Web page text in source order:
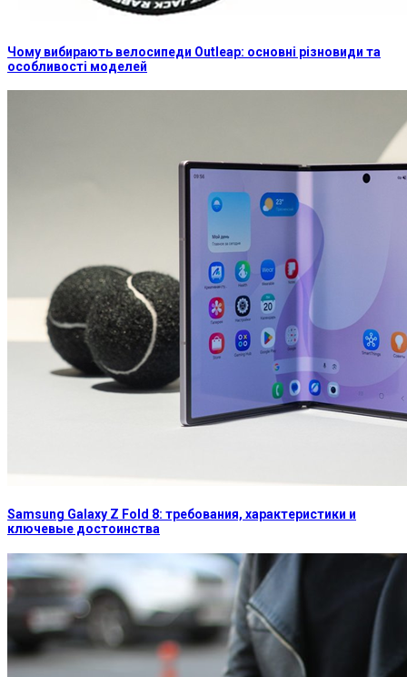
Чому вибирають велосипеди Outleap: основні різновиди та
особливості моделей
Samsung Galaxy Z Fold 8: требования, характеристики и
ключевые достоинства